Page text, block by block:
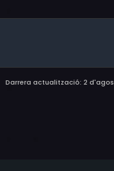
un cartell publicitari.
una història
Darrera actualització: 2